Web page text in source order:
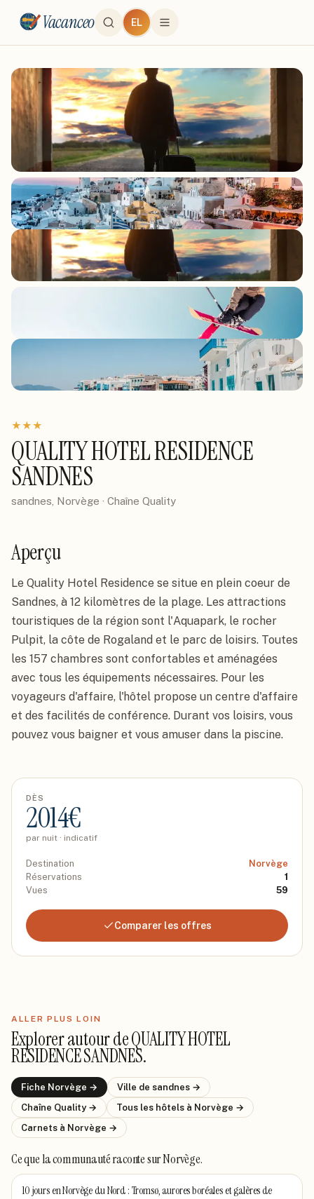
Vacanceo EL
★★★
QUALITY HOTEL RESIDENCE
SANDNES
sandnes, Norvège · Chaîne Quality
Aperçu
Le Quality Hotel Residence se situe en plein coeur de
Sandnes, à 12 kilomètres de la plage. Les attractions
touristiques de la région sont l'Aquapark, le rocher
Pulpit, la côte de Rogaland et le parc de loisirs. Toutes
les 157 chambres sont confortables et aménagées
avec tous les équipements nécessaires. Pour les
voyageurs d'affaire, l'hôtel propose un centre d'affaire
et des facilités de conférence. Durant vos loisirs, vous
pouvez vous baigner et vous amuser dans la piscine.
DÈS
2014€
par nuit · indicatif
Destination
Norvège
Réservations
1
Vues
59
Comparer les offres
ALLER PLUS LOIN
Explorer autour deQUALITY HOTEL
RESIDENCE SANDNES.
Fiche Norvège → Ville de sandnes →
Chaîne Quality→ Tous les hôtels à Norvège →
Carnets à Norvège →
Ce que la communauté racontesur Norvège.
10 jours en Norvège du Nord : Tromsø, aurores boréales et galères de